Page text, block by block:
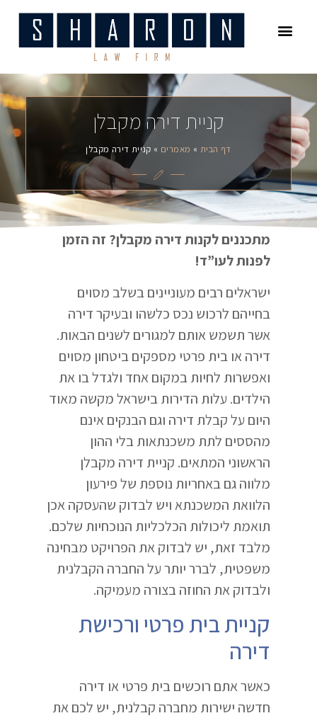
קניית דירה מקבלן
דף הבית » מאמרים » קניית דירה מקבלן
מתכננים לקנות דירה מקבלן? זה הזמן
לפנות לעו”ד!
ישראלים רבים מעוניינים בשלב מסוים
בחייהם לרכוש נכס כלשהו ובעיקר דירה
אשר תשמש אותם למגורים לשנים הבאות.
דירה או בית פרטי מספקים ביטחון מסוים
ואפשרות לחיות במקום אחד ולגדל בו את
הילדים. עלות הדירות בישראל מקשה מאוד
היום על קבלת דירה וגם הבנקים אינם
מהססים לתת משכנתאות בלי ההון
הראשוני המתאים. קניית דירה מקבלן
מלווה גם באחריות נוספת של פירעון
הלוואת המשכנתא ויש לבדוק שהעסקה אכן
תואמת ליכולות הכלכליות הנוכחיות שלכם.
מלבד זאת, יש לבדוק את הפרויקט מבחינה
משפטית, לברר יותר על החברה הקבלנית
ולבדוק את החוזה בצורה מעמיקה.
קניית בית פרטי ורכישת
דירה
כאשר אתם רוכשים בית פרטי או דירה
חדשה ישירות מחברה קבלנית, יש לכם את